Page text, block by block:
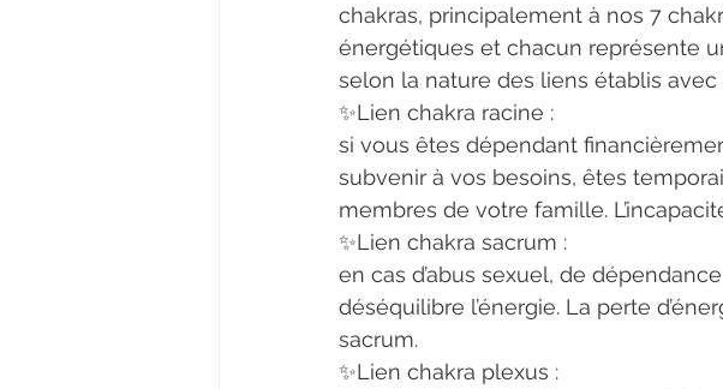
chakras, principalement à nos 7
énergétiques et chacun représente
selon la nature des liens établis
✨Lien chakra racine :
si vous êtes dépendant
subvenir à vos besoins, êtes
membres de votre famille.
✨Lien chakra sacrum :
en cas d’abus sexuel, de
déséquilibre l’énergie. La perte
sacrum.
✨Lien chakra plexus :